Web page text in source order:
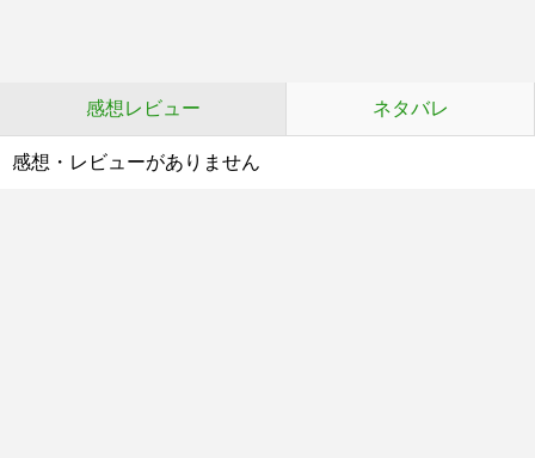
感想レビュー ネタバレ
感想・レビューがありません